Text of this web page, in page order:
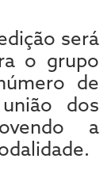
será
o grupo
de
dos
a